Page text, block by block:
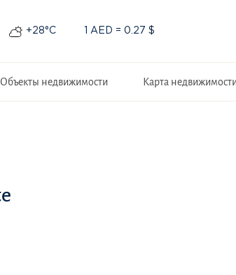
+28°С 1 AED = 0.27 $
Объекты недвижимости Карта